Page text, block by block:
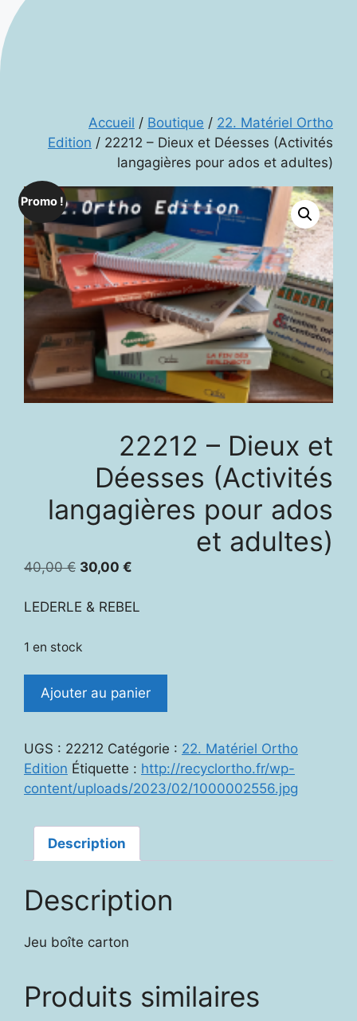
Accueil / Boutique / 22. Matériel Ortho
Edition / 22212 – Dieux et Déesses (Activités
langagières pour ados et adultes)
Promo !
22212 – Dieux et
Déesses (Activités
langagières pour ados
et adultes)
40,00€ Le
initial
40,00 €.
30,00 €
actuel
LEDERLE & REBEL
1 en stock
quantité
-
Dieux
et
(Activités
langagières
pour
Ajouter au panier
UGS : 22212 Catégorie : 22. Matériel Ortho
Edition Étiquette : http://recyclortho.fr/wp-
content/uploads/2023/02/1000002556.jpg
Description
Description
Jeu boîte carton
Produits similaires